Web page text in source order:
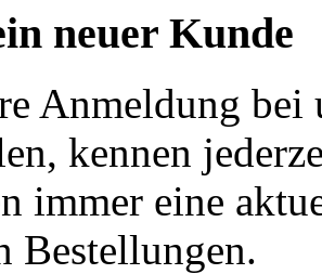
neuer Kunde
Anmeldung bei
kennen
immer eine
Bestellungen.